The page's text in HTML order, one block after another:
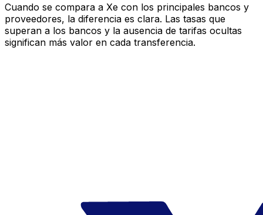
Cuando se compara a Xe con los principales bancos y
proveedores, la diferencia es clara. Las tasas que
superan a los bancos y la ausencia de tarifas ocultas
significan más valor en cada transferencia.